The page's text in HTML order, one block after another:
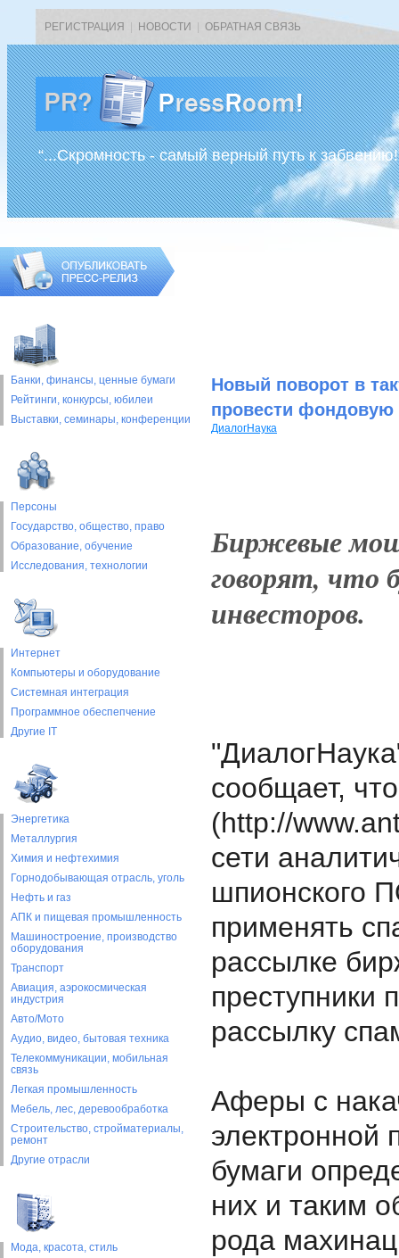
РЕГИСТРАЦИЯ НОВОСТИ ОБРАТНАЯ СВЯЗЬ
“...Скромность - самый верный путь к
Банки, финансы, ценные бумаги
Рейтинги, конкурсы, юбилеи
Выставки, cеминары, конференции
Персоны
Государство, общество, право
Образование, обучение
Исследования, технологии
Интернет
Компьютеры и оборудование
Системная интеграция
Программное обеспепчение
Другие IT
Энергетика
Металлургия
Химия и нефтехимия
Горнодобывающая отрасль, уголь
Нефть и газ
АПК и пищевая промышленность
Машиностроение, производство
оборудования
Транспорт
Авиация, аэрокосмическая
индустрия
Авто/Мото
Аудио, видео, бытовая техника
Телекоммуникации, мобильная
связь
Легкая промышленность
Мебель, лес, деревообработка
Строительство, стройматериалы,
ремонт
Другие отрасли
Мода, красота, стиль
Новый поворот в
провести фондовую
ДиалогНаука
Биржевые
говорят, что
инвесторов.
сообщает,
(http://
сети
шпионского
применять
рассылке
преступники
рассылку
Аферы с
электронной
бумаги
них и таким
рода